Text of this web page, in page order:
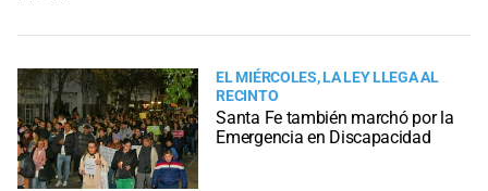
EL MIÉRCOLES, LA LEY LLEGA AL
RECINTO
Santa Fe también marchó por la
Emergencia en Discapacidad